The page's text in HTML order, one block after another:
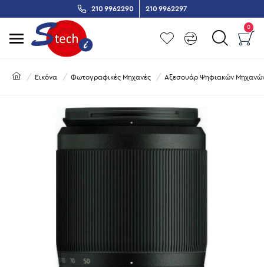
210 9962290 210 9962297
0
Εικόνα Φωτογραφικές Μηχανές Αξεσουάρ Ψηφιακών